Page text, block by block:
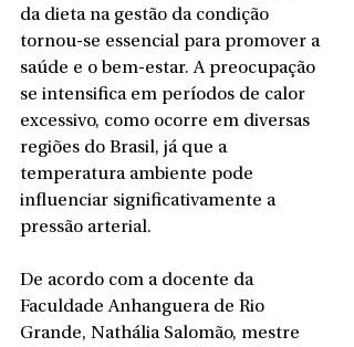
da dieta na gestão da condição
tornou-se essencial para promover a
saúde e o bem-estar. A preocupação
se intensifica em períodos de calor
excessivo, como ocorre em diversas
regiões do Brasil, já que a
temperatura ambiente pode
influenciar significativamente a
pressão arterial.
De acordo com a docente da
Faculdade Anhanguera de Rio
Grande, Nathália Salomão, mestre